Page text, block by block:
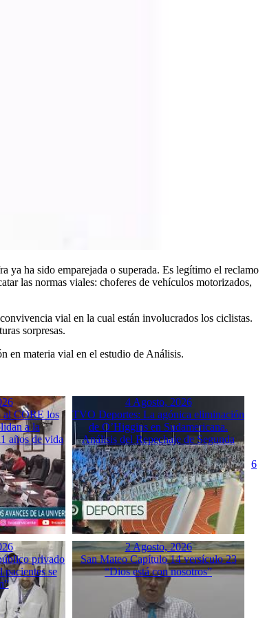
ya ha sido emparejada o superada. Es legítimo el reclamo
las normas viales: choferes de vehículos motorizados,
vial en la cual están involucrados los ciclistas.
sorpresas.
en materia vial en el estudio de Análisis.
al CORE los
a la
años de vida
4 Agosto, 2026
TVO Deportes: La agónica eliminación
de O’Higgins en Sudamericana.
Análisis del Repechaje de Segunda
privado
se
2 Agosto, 2026
San Mateo Capítulo 14 versículo 23
“Dios está con nosotros”
6